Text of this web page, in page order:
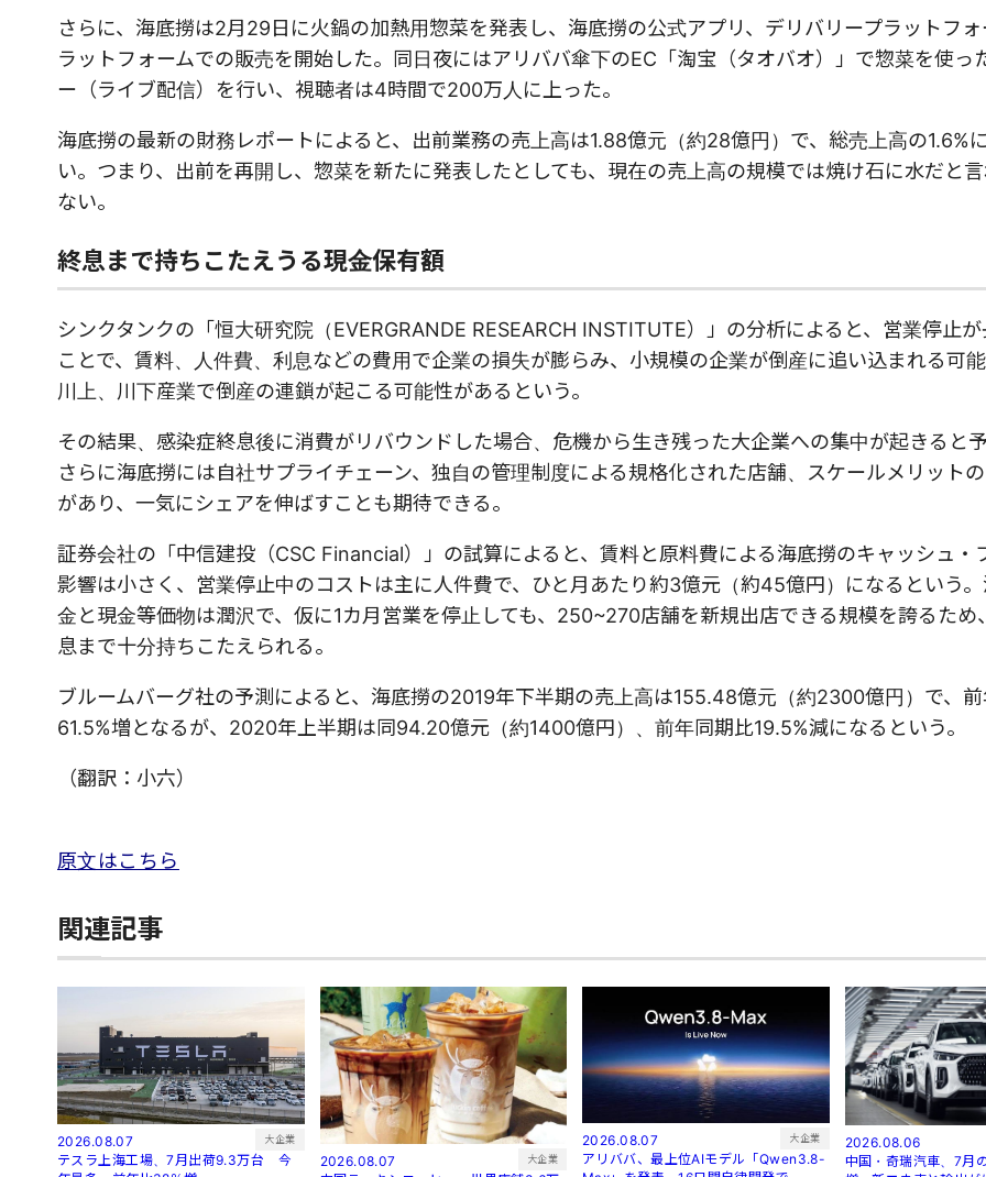
さらに、海底撈は2月29日に火鍋の加熱用惣菜を発表し、海底撈の公式アプリ、デリバリープラットフ
ラットフォームでの販売を開始した。同日夜にはアリババ傘下のEC「淘宝（タオバオ）」で惣菜を使っ
ー（ライブ配信）を行い、視聴者は4時間で200万人に上った。
海底撈の最新の財務レポートによると、出前業務の売上高は1.88億元（約28億円）で、総売上高の1.6%
い。つまり、出前を再開し、惣菜を新たに発表したとしても、現在の売上高の規模では焼け石に水だと
ない。
終息まで持ちこたえうる現金保有額
シンクタンクの「恒大研究院（EVERGRANDE RESEARCH INSTITUTE）」の分析によると、営業停止
ことで、賃料、人件費、利息などの費用で企業の損失が膨らみ、小規模の企業が倒産に追い込まれる可
川上、川下産業で倒産の連鎖が起こる可能性があるという。
その結果、感染症終息後に消費がリバウンドした場合、危機から生き残った大企業への集中が起きると
さらに海底撈には自社サプライチェーン、独自の管理制度による規格化された店舗、スケールメリット
があり、一気にシェアを伸ばすことも期待できる。
証券会社の「中信建投（CSC Financial）」の試算によると、賃料と原料費による海底撈のキャッシュ・
影響は小さく、営業停止中のコストは主に人件費で、ひと月あたり約3億元（約45億円）になるという
金と現金等価物は潤沢で、仮に1カ月営業を停止しても、250~270店舗を新規出店できる規模を誇るため
息まで十分持ちこたえられる。
ブルームバーグ社の予測によると、海底撈の2019年下半期の売上高は155.48億元（約2300億円）で、
61.5%増となるが、2020年上半期は同94.20億元（約1400億円）、前年同期比19.5%減になるという。
（翻訳：小六）
原文はこちら
関連記事
2026.08.07 大企業
テスラ上海工場、7月出荷9.3万台 今
2026.08.07 大企業
2026.08.07 大企業
アリババ、最上位AIモデル「Qwen3.8-
2026.08.06
中国・奇瑞汽車、7月